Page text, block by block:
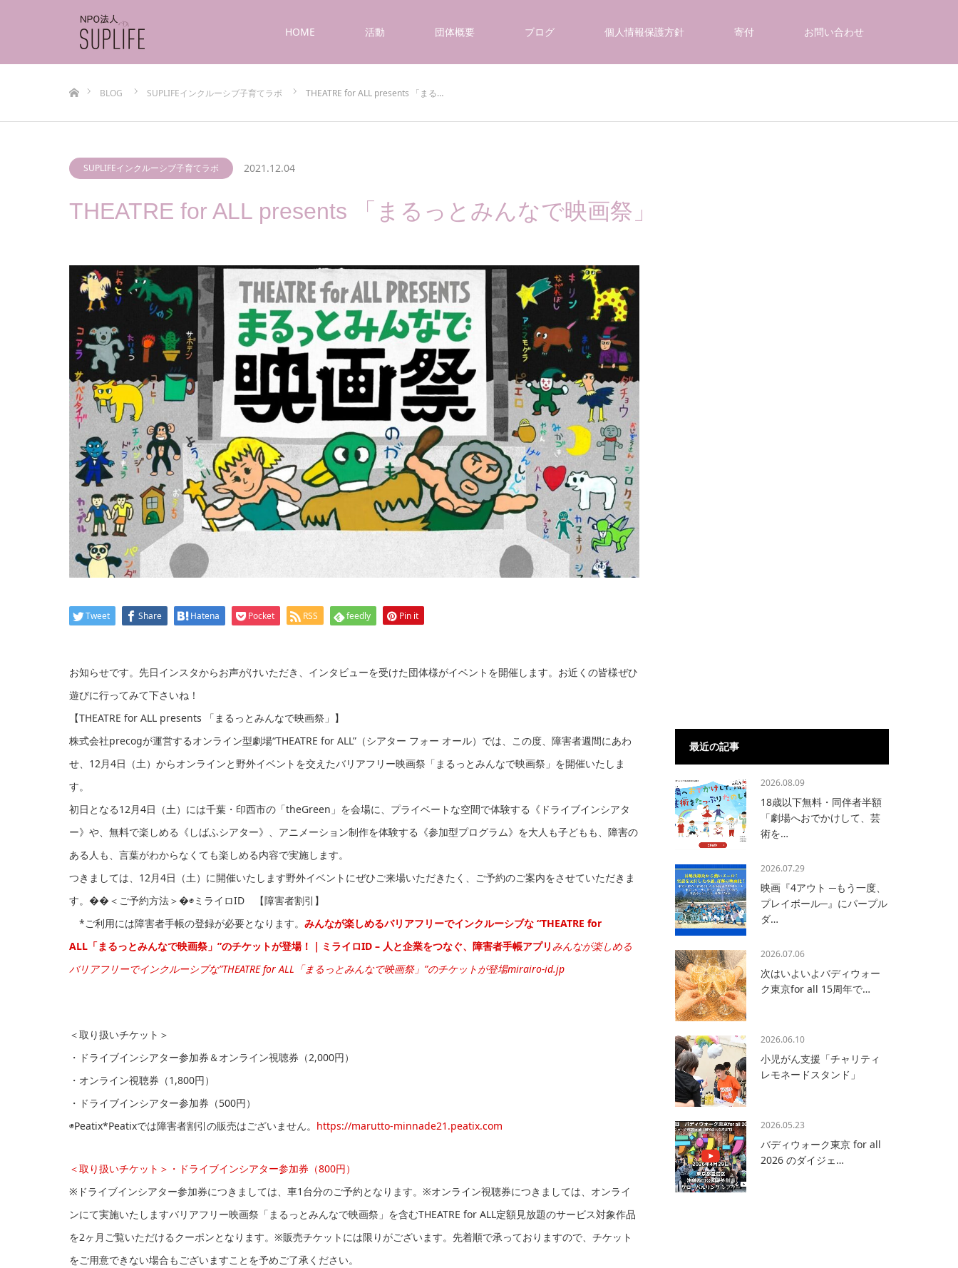
HOME 活動 団体概要 ブログ 個人情報保護方針 寄付 お問い合わせ
BLOG
SUPLIFEインクルーシブ子育てラボ THEATRE for ALL presents 「まる…
SUPLIFEインクルーシブ子育てラボ 2021.12.04
THEATRE for ALL presents 「まるっとみんなで映画祭」
Tweet Share Hatena Pocket RSS feedly Pin it
お知らせです。先日インスタからお声がけいただき、インタビューを受けた団体様がイベントを開催します。お近くの皆様ぜひ
遊びに行ってみて下さいね！
【THEATRE for ALL presents 「まるっとみんなで映画祭」】
株式会社precogが運営するオンライン型劇場“THEATRE for ALL”（シアター フォー オール）では、この度、障害者週間にあわ
せ、12月4日（土）からオンラインと野外イベントを交えたバリアフリー映画祭「まるっとみんなで映画祭」を開催いたしま
す。
初日となる12月4日（土）には千葉・印西市の「theGreen」を会場に、プライベートな空間で体験する《ドライブインシアタ
ー》や、無料で楽しめる《しばふシアター》、アニメーション制作を体験する《参加型プログラム》を大人も子どもも、障害の
ある人も、言葉がわからなくても楽しめる内容で実施します。
つきましては、12月4日（土）に開催いたします野外イベントにぜひご来場いただきたく、ご予約のご案内をさせていただきま
す。��＜ご予約方法＞�◉ミライロID 【障害者割引】
*ご利用には障害者手帳の登録が必要となります。 みんなが楽しめるバリアフリーでインクルーシブな “THEATRE for
ALL「まるっとみんなで映画祭」”のチケットが登場！｜ミライロID – 人と企業をつなぐ、障害者手帳アプリみんなが楽しめる
バリアフリーでインクルーシブな”THEATRE for ALL「まるっとみんなで映画祭」”のチケットが登場mirairo-id.jp
＜取り扱いチケット＞
・ドライブインシアター参加券＆オンライン視聴券（2,000円）
・オンライン視聴券（1,800円）
・ドライブインシアター参加券（500円）
◉Peatix*Peatixでは障害者割引の販売はございません。 https://marutto-minnade21.peatix.com
＜取り扱いチケット＞・ドライブインシアター参加券（800円）
※ドライブインシアター参加券につきましては、車1台分のご予約となります。※オンライン視聴券につきましては、オンライ
ンにて実施いたしますバリアフリー映画祭「まるっとみんなで映画祭」を含むTHEATRE for ALL定額見放題のサービス対象作品
を2ヶ月ご覧いただけるクーポンとなります。※販売チケットには限りがございます。先着順で承っておりますので、チケット
をご用意できない場合もございますことを予めご了承ください。
最近の記事
2026.08.09
18歳以下無料・同伴者半額
「劇場へおでかけして、芸
術を…
2026.07.29
映画『4アウト ─もう一度、
プレイボール─』にパープル
ダ…
2026.07.06
次はいよいよバディウォー
ク東京for all 15周年で…
2026.06.10
小児がん支援「チャリティ
レモネードスタンド」
2026.05.23
バディウォーク東京 for all
2026 のダイジェ…